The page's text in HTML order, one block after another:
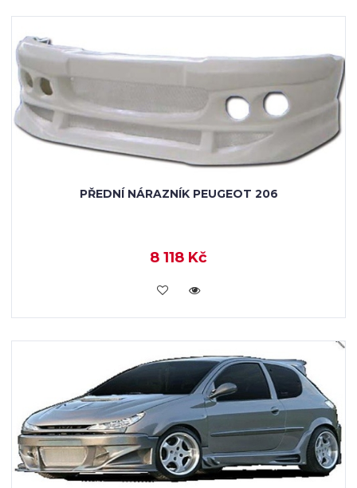
PŘEDNÍ NÁRAZNÍK PEUGEOT 206
8 118 Kč
KOUPIT